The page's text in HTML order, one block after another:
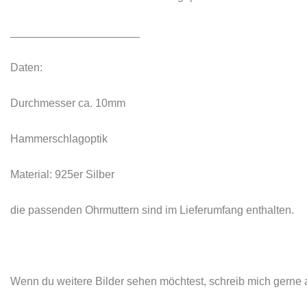
Daten:
Durchmesser ca. 10mm
Hammerschlagoptik
Material: 925er Silber
die passenden Ohrmuttern sind im Lieferumfang enthalten.
Wenn du weitere Bilder sehen möchtest, schreib mich gerne